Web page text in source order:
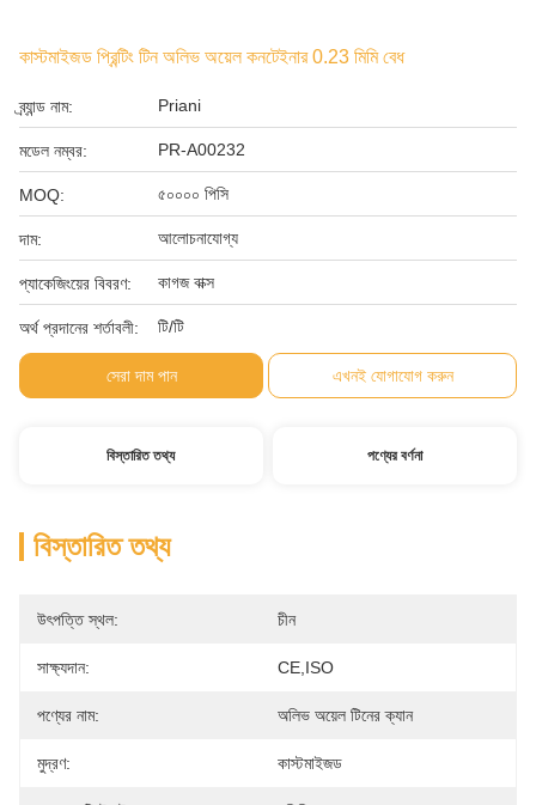
কাস্টমাইজড প্রিন্টিং টিন অলিভ অয়েল কনটেইনার 0.23 মিমি বেধ
ব্র্যান্ড নাম: Priani
মডেল নম্বর: PR-A00232
MOQ: ৫০০০০ পিসি
দাম: আলোচনাযোগ্য
প্যাকেজিংয়ের বিবরণ: কাগজ বাক্স
অর্থ প্রদানের শর্তাবলী: টি/টি
সেরা দাম পান এখনই যোগাযোগ করুন
বিস্তারিত তথ্য পণ্যের বর্ণনা
বিস্তারিত তথ্য
উৎপত্তি স্থল: চীন
সাক্ষ্যদান: CE,ISO
পণ্যের নাম: অলিভ অয়েল টিনের ক্যান
মুদ্রণ: কাস্টমাইজড